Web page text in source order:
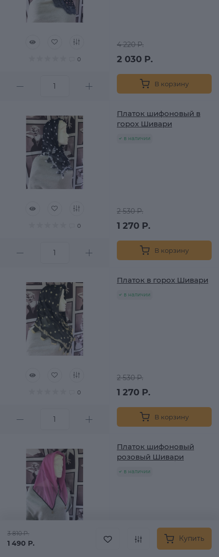
0
4 220 Р.
2 030 Р.
В корзину
0
Платок шифоновый в
горох Шивари
в наличии
2 530 Р.
1 270 Р.
В корзину
0
Платок в горох Шивари
в наличии
2 530 Р.
1 270 Р.
В корзину
Платок шифоновый
розовый Шивари
в наличии
2 530 Р.
3 810 Р.
1 490 Р.
Купить